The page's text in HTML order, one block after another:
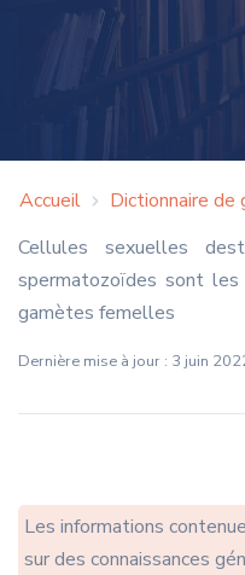
Accueil Dictionnaire de
Cellules sexuelles
spermatozoïdes sont
gamètes femelles
Dernière mise à jour : 3 juin
Les informations
sur des connaissances